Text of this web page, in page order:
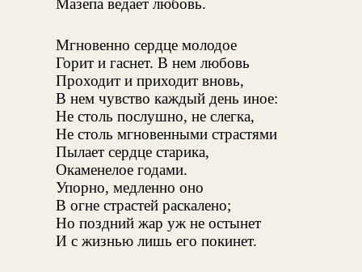
Мазепа ведает любовь.
Мгновенно сердце молодое
Горит и гаснет. В нем любовь
Проходит и приходит вновь,
В нем чувство каждый день иное:
Не столь послушно, не слегка,
Не столь мгновенными страстями
Пылает сердце старика,
Окаменелое годами.
Упорно, медленно оно
В огне страстей раскалено;
Но поздний жар уж не остынет
И с жизнью лишь его покинет.